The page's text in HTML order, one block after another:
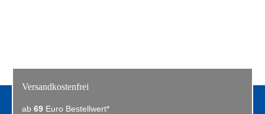
Versandkostenfrei
ab 69 Euro Bestellwert*